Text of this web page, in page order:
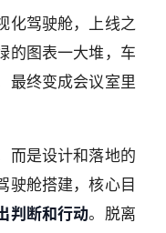
化驾驶舱，上线之
的图表一大堆，车
最终变成会议室里
而是设计和落地的
驶舱搭建，核心目
判断和行动。脱离